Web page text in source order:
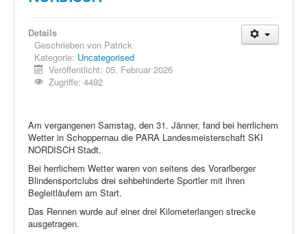
Details
Geschrieben von Patrick
Kategorie: Uncategorised
Veröffentlicht: 05. Februar 2026
Zugriffe: 4492
Am vergangenen Samstag, den 31. Jänner, fand bei herrlichem
Wetter in Schoppernau die PARA Landesmeisterschaft SKI
NORDISCH Stadt.
Bei herrlichem Wetter waren von seitens des Vorarlberger
Blindensportclubs drei sehbehinderte Sportler mit ihren
Begleitläufern am Start.
Das Rennen wurde auf einer drei Kilometerlangen strecke
ausgetragen.